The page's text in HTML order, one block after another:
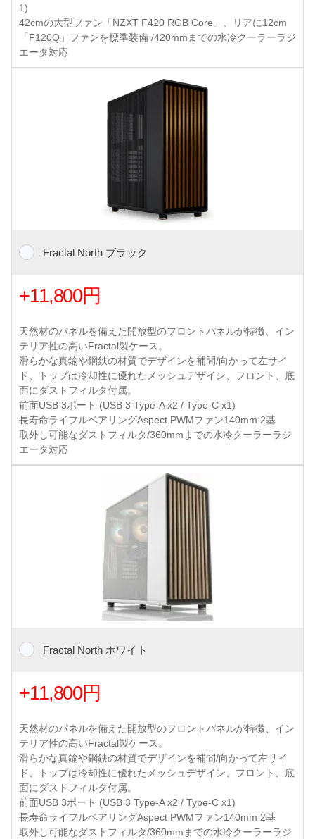
1)
42cmの大型ファン「NZXT F420 RGB Core」、リアに12cm
「F120Q」ファンを標準装備 /420mmまでの水冷クーラーラジ
エータ対応
Fractal North ブラック
+11,800円
天然材のパネルを備えた開放型のフロントパネルが特徴、イン
テリア性の高いFractal製ケース。
滑らかな真鍮や鋼鉄の材質でデザインを補間/向かって左サイ
ド、トップは冷却性に優れたメッシュデザイン、フロント、底
面にダストフィルタ付属。
前面USB 3ポート (USB 3 Type-A x2 / Type-C x1)
長寿命ライフルベアリングAspect PWMファン140mm 2基
取外し可能なダストフィルタ/360mmまでの水冷クーラーラジ
エータ対応
Fractal North ホワイト
+11,800円
天然材のパネルを備えた開放型のフロントパネルが特徴、イン
テリア性の高いFractal製ケース。
滑らかな真鍮や鋼鉄の材質でデザインを補間/向かって左サイ
ド、トップは冷却性に優れたメッシュデザイン、フロント、底
面にダストフィルタ付属。
前面USB 3ポート (USB 3 Type-A x2 / Type-C x1)
長寿命ライフルベアリングAspect PWMファン140mm 2基
取外し可能なダストフィルタ/360mmまでの水冷クーラーラジ